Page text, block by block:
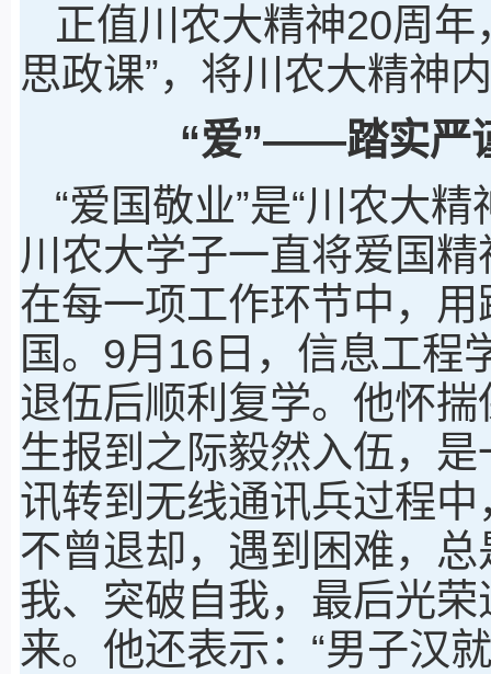
正值川农大精神20周
思政课”，将川农大精神
“爱”——踏实严
“爱国敬业”是“川农大
川农大学子一直将爱国
在每一项工作环节中，
国。9月16日，信息工程
退伍后顺利复学。他怀
生报到之际毅然入伍，
讯转到无线通讯兵过程
不曾退却，遇到困难，
我、突破自我，最后光
来。他还表示：“男子汉